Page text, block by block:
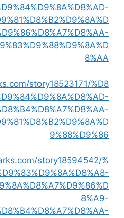
8%AA
story18523171/%D8
9%88%D9%86
story18594542/%
8%A9-